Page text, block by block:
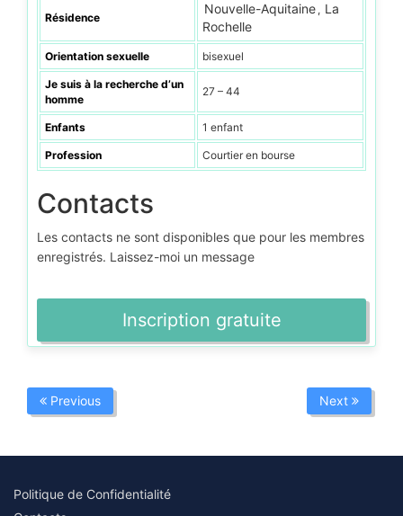
Résidence
Nouvelle-Aquitaine , La
Rochelle
Orientation sexuelle bisexuel
Je suis à la recherche d’un
homme
27 – 44
Enfants 1 enfant
Profession Courtier en bourse
Contacts
Les contacts ne sont disponibles que pour les membres
enregistrés. Laissez-moi un message
Inscription gratuite
Previous Next
Politique de Confidentialité